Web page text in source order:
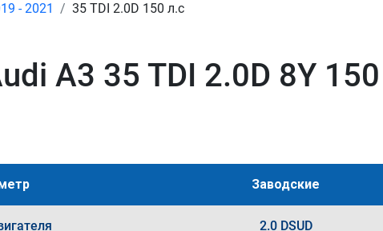
- 2021 35 TDI 2.0D 150 л.с
A3 35 TDI 2.0D 8Y
Заводские
2.0 DSUD